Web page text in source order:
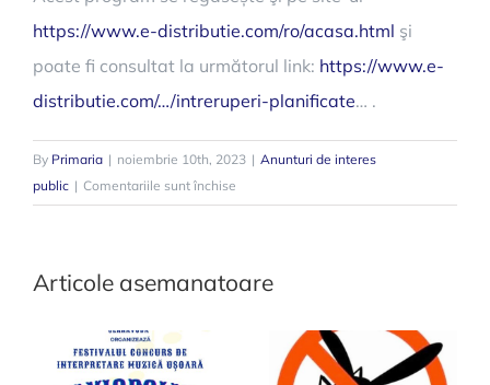
https://www.e-distributie.com/ro/acasa.html şi
poate fi consultat la următorul link: https://www.e-
distributie.com/…/intreruperi-planificate… .
By Primaria | noiembrie 10th, 2023 | Anunturi de interes
public | Comentariile sunt închise
Întreruperi
Distribuţie
Articole asemanatoare